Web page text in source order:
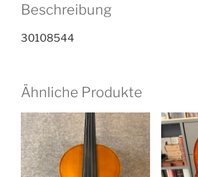
Beschreibung
30108544
Ähnliche Produkte